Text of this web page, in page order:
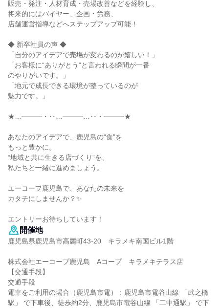
販売・発注・人材育成・売場改善などを経験し、
将来的にはバイヤー、企画・労務、
店舗運営指導などへステップアップ可能！
◆ 新卒社員の声 ◆
「自分のアイデアで売場が変わるのが嬉しい！」
「お客様に“ありがとう”と言われる瞬間が一番
のやりがいです。」
「地元で成長できる環境が整っているのが
魅力です。」
★…━━━・‥…━━━…‥・━━━★
あなたのアイデアで、鹿児島の“食”を
もっと豊かに。
“地域と共に生きる店づくり”を、
私たちと一緒に進めましょう。
エーコープ鹿児島で、あなたの未来を
カタチにしませんか？✨
エントリーお待ちしています！
開催地
鹿児島県鹿児島市高麗町43-20 キラメキ南国ビル1階
株式会社エーコープ鹿児島 Aコープ キラメキテラス店
【交通手段】
交通手段
電車をご利用の場合（鹿児島市電）：鹿児島市電谷山線 「武之橋
駅」 で下車後、徒歩約2分、鹿児島市電谷山線 「二中通駅」 で下